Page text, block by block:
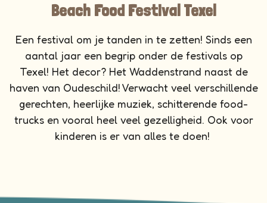
Beach Food Festival Texel
Een festival om je tanden in te zetten! Sinds een
aantal jaar een begrip onder de festivals op
Texel! Het decor? Het Waddenstrand naast de
haven van Oudeschild! Verwacht veel verschillende
gerechten, heerlijke muziek, schitterende food-
trucks en vooral heel veel gezelligheid. Ook voor
kinderen is er van alles te doen!